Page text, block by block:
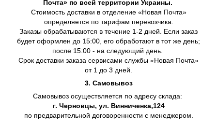
Почта» по всей территории Украины.
Стоимость доставки в отделение «Новая Почта»
определяется по тарифам перевозчика.
Заказы обрабатываются в течение 1-2 дней. Если заказ
будет оформлен до 15:00, его обработают в тот же день;
после 15:00 - на следующий день.
Срок доставки заказа сервисами службы «Новая Почта»
от 1 до 3 дней.
3. Самовывоз
Самовывоз осуществляется по адресу склада:
г. Черновцы, ул. Винниченка,124
по предварительной договоренности с менеджером.